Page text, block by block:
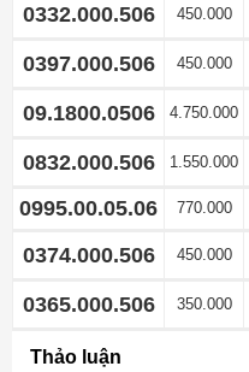
0332.000.506 450.000
0397.000.506 450.000
09.1800.0506 4.750.000
0832.000.506 1.550.000
0995.00.05.06 770.000
0374.000.506 450.000
0365.000.506 350.000
Thảo luận